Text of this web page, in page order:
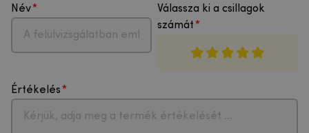
Név
Válassza ki a csillagok
számát
Értékelés